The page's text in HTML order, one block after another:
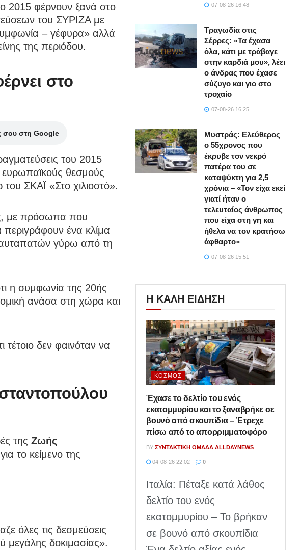
2015 φέρνουν ξανά στο
του ΣΥΡΙΖΑ με
– γέφυρα» αλλά
της περιόδου.
στο
σου στη Google
του 2015
θεσμούς
του ΣΚΑΪ «Στο χιλιοστό».
, με πρόσωπα που
περιγράφουν ένα κλίμα
γύρω από τη
η συμφωνία της 20ής
ανάσα στη χώρα και
δεν φαινόταν να
της Ζωής
το κείμενο της
όλες τις δεσμεύσεις
μεγάλης δοκιμασίας».
07-08-26 16:48
Τραγωδία στις
Σέρρες: «Τα έχασα
όλα, κάτι με τράβαγε
στην καρδιά μου», λέει
ο άνδρας που έχασε
σύζυγο και γιο στο
τροχαίο
07-08-26 16:25
Μυστράς: Ελεύθερος
ο 55χρονος που
έκρυβε τον νεκρό
πατέρα του σε
καταψύκτη για 2,5
χρόνια – «Τον είχα εκεί
γιατί ήταν ο
τελευταίος άνθρωπος
που είχα στη γη και
ήθελα να τον κρατήσω
άφθαρτο»
07-08-26 15:51
Η ΚΑΛΗ ΕΙΔΗΣΗ
ΚΌΣΜΟΣ
Έχασε το δελτίο του ενός
εκατομμυρίου και το ξαναβρήκε σε
βουνό από σκουπίδια – Έτρεχε
πίσω από το απορριμματοφόρο
BY ΣΥΝΤΑΚΤΙΚΉ ΟΜΆΔΑ ALLDAYNEWS
04-08-26 22:02 0
Ιταλία: Πέταξε κατά λάθος
δελτίο του ενός
εκατομμυρίου – Το βρήκαν
σε βουνό από σκουπίδια